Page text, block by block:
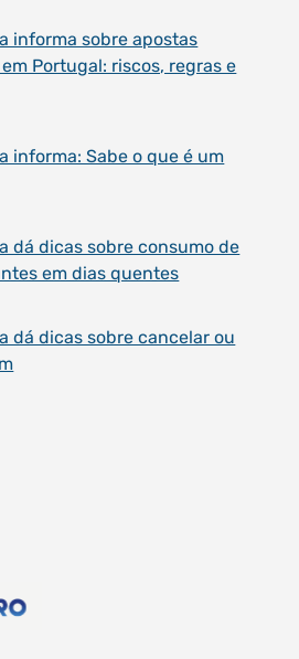
informa sobre apostas
Portugal: riscos, regras e
informa: Sabe o que é um
dá dicas sobre consumo de
em dias quentes
dá dicas sobre cancelar ou